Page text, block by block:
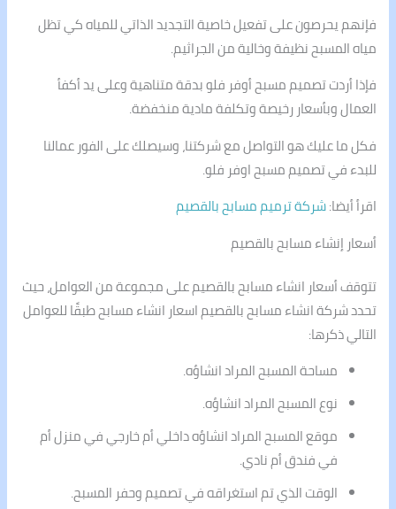
فإنهم يحرصون على تفعيل خاصية التجديد الذاتي للمياه كي تظل
مياه المسبح نظيفة وخالية من الجراثيم.
فإذا أردت تصميم مسبح أوفر فلو بدقة متناهية وعلى يد أكفأ
العمال وبأسعار رخيصة وتكلفة مادية منخفضة.
فكل ما عليك هو التواصل مع شركتنا، وسيصلك على الفور عمالنا
للبدء في تصميم مسبح اوفر فلو.
اقرأ أيضا:شركة ترميم مسابح بالقصيم
أسعار إنشاء مسابح بالقصيم
تتوقف أسعار انشاء مسابح بالقصيم على مجموعة من العوامل، حيث
تحدد شركة انشاء مسابح بالقصيم اسعار انشاء مسابح طبقًا للعوامل
التالي ذكرها:
مساحة المسبح المراد انشاؤه.
نوع المسبح المراد انشاؤه.
موقع المسبح المراد انشاؤه داخلي أم خارجي في منزل أم
في فندق أم نادي.
الوقت الذي تم استغراقه في تصميم وحفر المسبح.